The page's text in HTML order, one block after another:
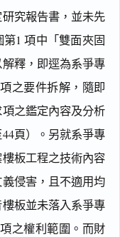
究報告書，並未先
1 項中「雙面夾固
釋，即逕為系爭專
之要件拆解，隨即
之鑑定內容及分析
44頁）。另就系爭專
板工程之技術內容
侵害，且不適用均
板並未落入系爭專
之權利範圍。而財